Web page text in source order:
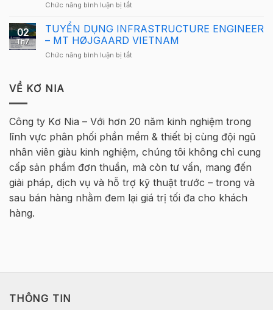
Tekla
Nam
2026
Hà
Việt
2026
quay
lại
Chức năng bình luận bị tắtở
báo
tuyển
sinh
–
Bê
Cốt
thép
2026
–
Hà
Nội
02
Th7
TUYỂN DỤNG INFRASTRUCTURE ENGINEER
– MT HØJGAARD VIETNAM
Chức năng bình luận bị tắtở
MT
HØJGAARD
VIETNAM
VỀ KƠ NIA
Công ty Kơ Nia – Với hơn 20 năm kinh nghiệm trong
lĩnh vực phân phối phần mềm & thiết bị cùng đội ngũ
nhân viên giàu kinh nghiệm, chúng tôi không chỉ cung
cấp sản phẩm đơn thuần, mà còn tư vấn, mang đến
giải pháp, dịch vụ và hỗ trợ kỹ thuật trước – trong và
sau bán hàng nhằm đem lại giá trị tối đa cho khách
hàng.
THÔNG TIN